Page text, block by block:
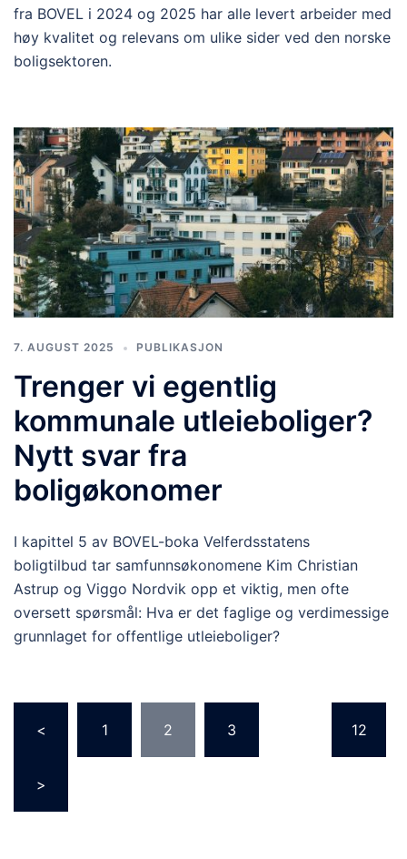
fra BOVEL i 2024 og 2025 har alle levert arbeider med
høy kvalitet og relevans om ulike sider ved den norske
boligsektoren.
7. AUGUST 2025 PUBLIKASJON
Trenger vi egentlig
kommunale utleieboliger?
Nytt svar fra
boligøkonomer
I kapittel 5 av BOVEL-boka Velferdsstatens
boligtilbud tar samfunnsøkonomene Kim Christian
Astrup og Viggo Nordvik opp et viktig, men ofte
oversett spørsmål: Hva er det faglige og verdimessige
grunnlaget for offentlige utleieboliger?
< 1 2 3 12
>